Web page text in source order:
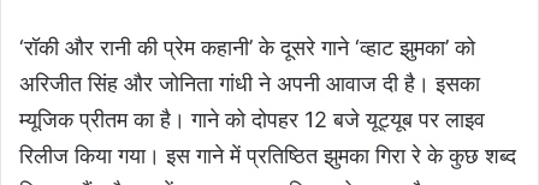
‘रॉकी और रानी की प्रेम कहानी’ के दूसरे गाने ‘व्हाट झुमका’ को
अरिजीत सिंह और जोनिता गांधी ने अपनी आवाज दी है। इसका
म्यूजिक प्रीतम का है। गाने को दोपहर 12 बजे यूट्यूब पर लाइव
रिलीज किया गया। इस गाने में प्रतिष्ठित झुमका गिरा रे के कुछ शब्द